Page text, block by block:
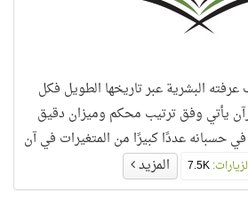
البشرية عبر تاريخها الطويل فكل
يأتي وفق ترتيب محكم وميزان دقيق
في حسبانه عددًا كبيرًا من المتغيرات في آن
المزيد